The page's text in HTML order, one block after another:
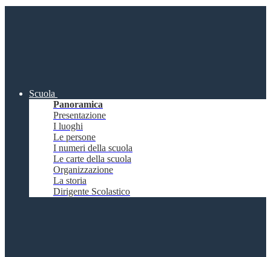
Scuola
Panoramica
Presentazione
I luoghi
Le persone
I numeri della scuola
Le carte della scuola
Organizzazione
La storia
Dirigente Scolastico